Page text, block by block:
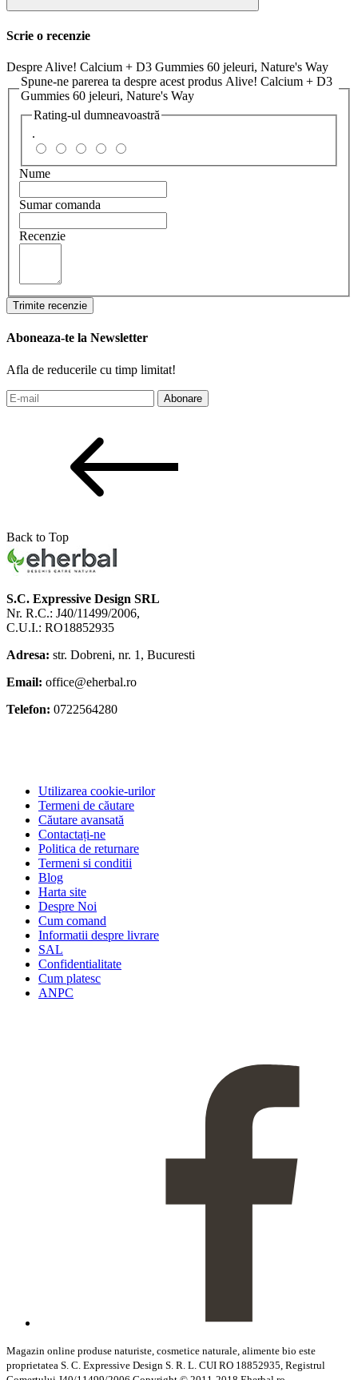
Scrie o recenzie
Despre Alive! Calcium + D3 Gummies 60 jeleuri, Nature's Way
Spune-ne parerea ta despre acest produs Alive! Calcium + D3
Gummies 60 jeleuri, Nature's Way
Rating-ul dumneavoastră
.
Nume
Sumar comanda
Recenzie
Trimite recenzie
Aboneaza-te la Newsletter
Afla de reducerile cu timp limitat!
Abonare
Back to Top
S.C. Expressive Design SRL
Nr. R.C.: J40/11499/2006,
C.U.I.: RO18852935
Adresa: str. Dobreni, nr. 1, Bucuresti
Email: office@eherbal.ro
Telefon: 0722564280
Utilizarea cookie-urilor
Termeni de căutare
Căutare avansată
Contactați-ne
Politica de returnare
Termeni si conditii
Blog
Harta site
Despre Noi
Cum comand
Informatii despre livrare
SAL
Confidentialitate
Cum platesc
ANPC
Magazin online produse naturiste, cosmetice naturale, alimente bio este
proprietatea S. C. Expressive Design S. R. L. CUI RO 18852935, Registrul